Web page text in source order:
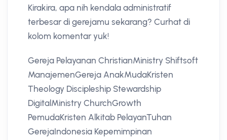
Kirakira, apa nih kendala administratif
terbesar di gerejamu sekarang? Curhat di
kolom komentar yuk!
Gereja Pelayanan ChristianMinistry Shiftsoft
ManajemenGereja AnakMudaKristen
Theology Discipleship Stewardship
DigitalMinistry ChurchGrowth
PemudaKristen Alkitab PelayanTuhan
GerejaIndonesia Kepemimpinan